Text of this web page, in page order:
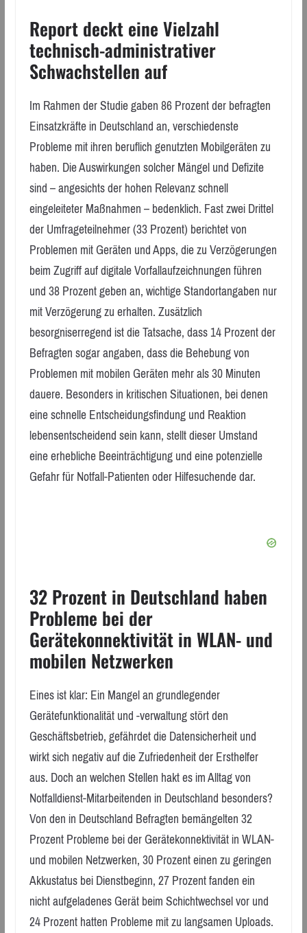
Report deckt eine Vielzahl
technisch-administrativer
Schwachstellen auf
Im Rahmen der Studie gaben 86 Prozent der befragten
Einsatzkräfte in Deutschland an, verschiedenste
Probleme mit ihren beruflich genutzten Mobilgeräten zu
haben. Die Auswirkungen solcher Mängel und Defizite
sind – angesichts der hohen Relevanz schnell
eingeleiteter Maßnahmen – bedenklich. Fast zwei Drittel
der Umfrageteilnehmer (33 Prozent) berichtet von
Problemen mit Geräten und Apps, die zu Verzögerungen
beim Zugriff auf digitale Vorfallaufzeichnungen führen
und 38 Prozent geben an, wichtige Standortangaben nur
mit Verzögerung zu erhalten. Zusätzlich
besorgniserregend ist die Tatsache, dass 14 Prozent der
Befragten sogar angaben, dass die Behebung von
Problemen mit mobilen Geräten mehr als 30 Minuten
dauere. Besonders in kritischen Situationen, bei denen
eine schnelle Entscheidungsfindung und Reaktion
lebensentscheidend sein kann, stellt dieser Umstand
eine erhebliche Beeinträchtigung und eine potenzielle
Gefahr für Notfall-Patienten oder Hilfesuchende dar.
32 Prozent in Deutschland haben
Probleme bei der
Gerätekonnektivität in WLAN- und
mobilen Netzwerken
Eines ist klar: Ein Mangel an grundlegender
Gerätefunktionalität und -verwaltung stört den
Geschäftsbetrieb, gefährdet die Datensicherheit und
wirkt sich negativ auf die Zufriedenheit der Ersthelfer
aus. Doch an welchen Stellen hakt es im Alltag von
Notfalldienst-Mitarbeitenden in Deutschland besonders?
Von den in Deutschland Befragten bemängelten 32
Prozent Probleme bei der Gerätekonnektivität in WLAN-
und mobilen Netzwerken, 30 Prozent einen zu geringen
Akkustatus bei Dienstbeginn, 27 Prozent fanden ein
nicht aufgeladenes Gerät beim Schichtwechsel vor und
24 Prozent hatten Probleme mit zu langsamen Uploads.